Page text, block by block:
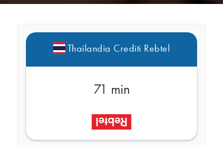
Thailandia Crediti Rebtel
71 min